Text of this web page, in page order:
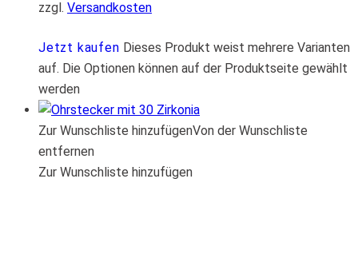
zzgl. Versandkosten
Jetzt kaufen Dieses Produkt weist mehrere Varianten
auf. Die Optionen können auf der Produktseite gewählt
werden
Zur Wunschliste hinzufügenVon der Wunschliste
entfernen
Zur Wunschliste hinzufügen